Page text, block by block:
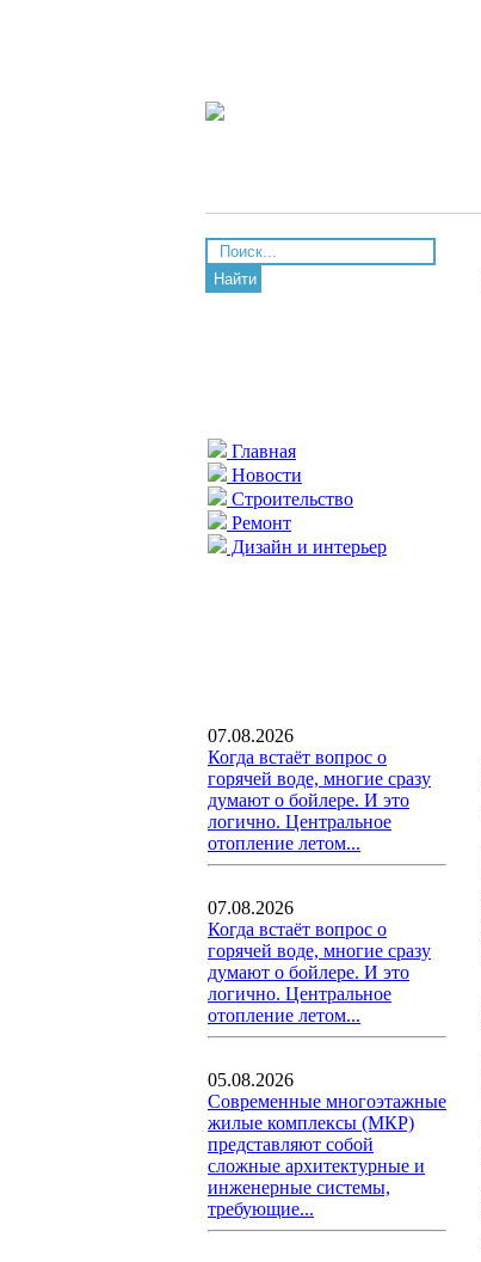
Найти
Главная
Новости
Строительство
Ремонт
Дизайн и интерьер
07.08.2026
Когда встаёт вопрос о
горячей воде, многие сразу
думают о бойлере. И это
логично. Центральное
отопление летом...
07.08.2026
Когда встаёт вопрос о
горячей воде, многие сразу
думают о бойлере. И это
логично. Центральное
отопление летом...
05.08.2026
Современные многоэтажные
жилые комплексы (МКР)
представляют собой
сложные архитектурные и
инженерные системы,
требующие...